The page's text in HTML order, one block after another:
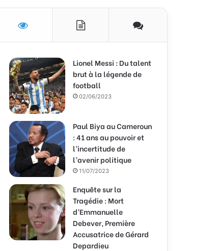
Lionel Messi : Du talent
brut à la légende de
football
02/06/2023
Paul Biya au Cameroun
: 41 ans au pouvoir et
l’incertitude de
l’avenir politique
11/07/2023
Enquête sur la
Tragédie : Mort
d’Emmanuelle
Debever, Première
Accusatrice de Gérard
Depardieu